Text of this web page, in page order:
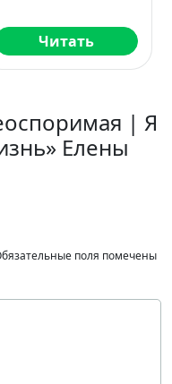
Читать
| Я
Елены
поля помечены